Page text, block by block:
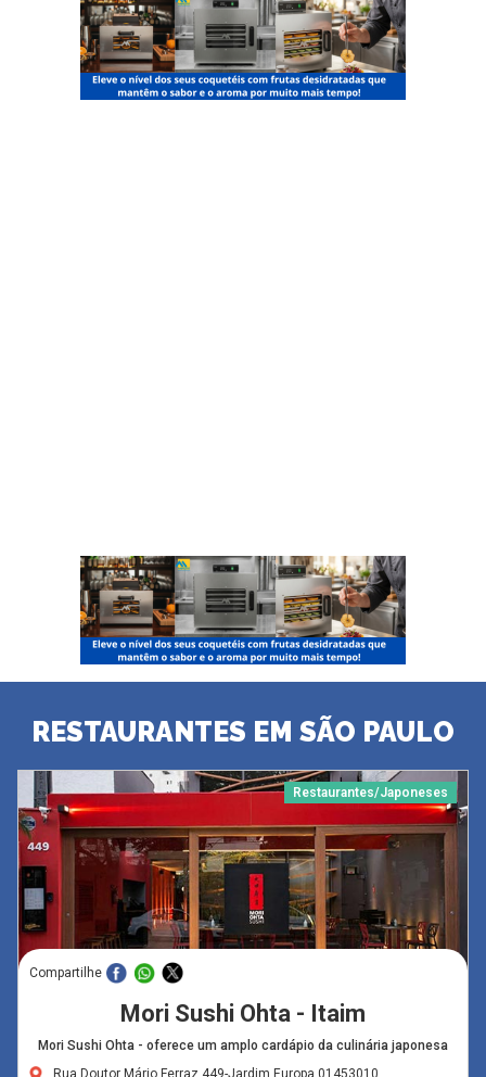
RESTAURANTES EM SÃO PAULO
Restaurantes/Japoneses
Compartilhe
Mori Sushi Ohta - Itaim
Mori Sushi Ohta - oferece um amplo cardápio da culinária japonesa
Rua Doutor Mário Ferraz,449-Jardim Europa,01453010